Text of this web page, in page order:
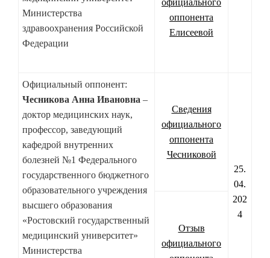
Министерства
здравоохранения Российской
Федерации
официального
оппонента
Елисеевой
Официальный оппонент:
Чесникова Анна Ивановна –
доктор медицинских наук,
профессор, заведующий
кафедрой внутренних
болезней №1 Федерального
государственного бюджетного
образовательного учреждения
высшего образования
«Ростовский государственный
медицинский университет»
Министерства
Сведения
официального
оппонента
Чесниковой
25.
04.
202
4
Отзыв
официального